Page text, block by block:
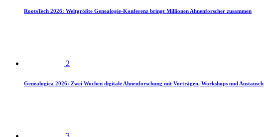
RootsTech 2026: Weltgrößte Genealogie-Konferenz bringt Millionen Ahnenforscher zusammen
2
Genealogica 2026: Zwei Wochen digitale Ahnenforschung mit Vorträgen, Workshops und Austausch